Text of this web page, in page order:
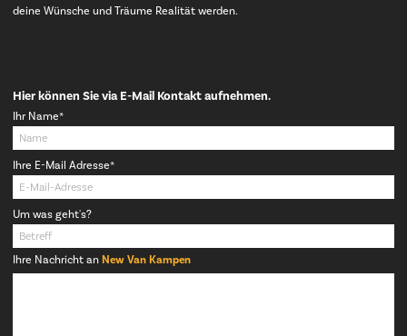
deine Wünsche und Träume Realität werden.
Hier können Sie via E-Mail Kontakt aufnehmen.
Pflichtfeld
Ihr Name*
Pflichtfeld
Ihre E-Mail Adresse*
Um was geht's?
Ihre Nachricht anNew Van Kampen